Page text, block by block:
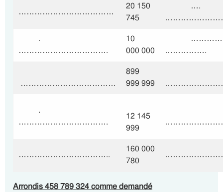
………………………………
20 150
745
….
.
…………………………….
10
000 000
…………….
………………………………
899
999 999
.
…………………………….
12 145
999
……………………………..
160 000
780
Arrondis 458 789 324 comme demandé